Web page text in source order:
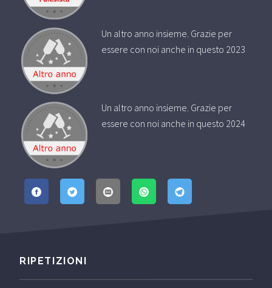
Un altro anno insieme. Grazie per
essere con noi anche in questo 2023
Un altro anno insieme. Grazie per
essere con noi anche in questo 2024
RIPETIZIONI